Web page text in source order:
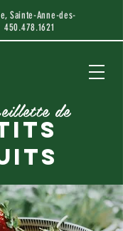
Sainte-Anne-des-
450.478.1621
de